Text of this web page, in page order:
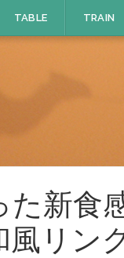
TABLE TRAIN
た新食
風リン